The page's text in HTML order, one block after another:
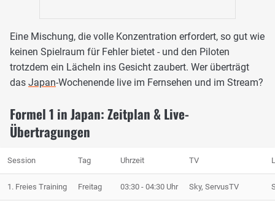
Eine Mischung, die volle Konzentration erfordert, so gut wie
keinen Spielraum für Fehler bietet - und den Piloten
trotzdem ein Lächeln ins Gesicht zaubert. Wer überträgt
das Japan-Wochenende live im Fernsehen und im Stream?
Formel 1 in Japan: Zeitplan & Live-
Übertragungen
Session Tag Uhrzeit TV
1. Freies Training Freitag 03:30 - 04:30 Uhr Sky, ServusTV